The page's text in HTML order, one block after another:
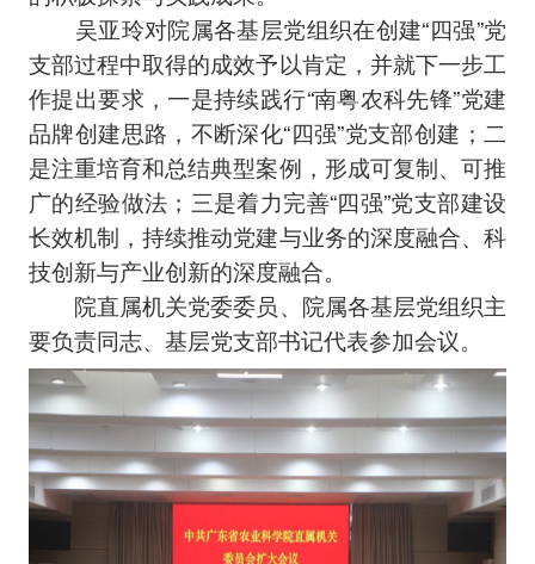
吴亚玲对院属各基层党组织在创建“四强”党
支部过程中取得的成效予以肯定，并就下一步工
作提出要求，一是持续践行“南粤农科先锋”党建
品牌创建思路，不断深化“四强”党支部创建；二
是注重培育和总结典型案例，形成可复制、可推
广的经验做法；三是着力完善“四强”党支部建设
长效机制，持续推动党建与业务的深度融合、科
技创新与产业创新的深度融合。
院直属机关党委委员、院属各基层党组织主
要负责同志、基层党支部书记代表参加会议。